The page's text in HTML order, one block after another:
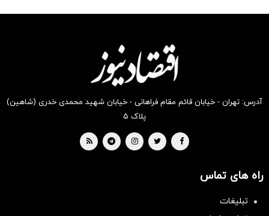
بخر !
بخر !
آدرس: تهران - خیابان قائم مقام فراهانی - خیابان شهید محمدی خدری (شاهین)
پلاک ۵
راه های تماس
تبلیغات